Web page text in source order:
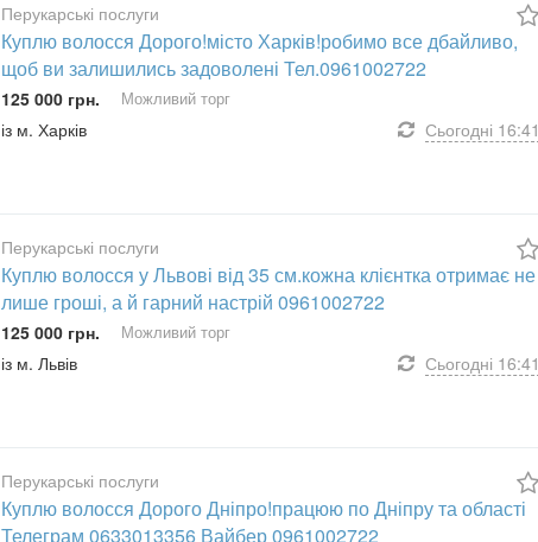
Перукарські послуги
Куплю волосся Дорого!місто Харків!робимо все дбайливо,
щоб ви залишились задоволені Тел.0961002722
125 000 грн. Можливий торг
із м. Харків Сьогодні 16:41
Перукарські послуги
Куплю волосся у Львові від 35 см.кожна клієнтка отримає не
лише гроші, а й гарний настрій 0961002722
125 000 грн. Можливий торг
із м. Львів Сьогодні 16:41
Перукарські послуги
Куплю волосся Дорого Дніпро!працюю по Дніпру та області
Телеграм 0633013356 Вайбер 0961002722